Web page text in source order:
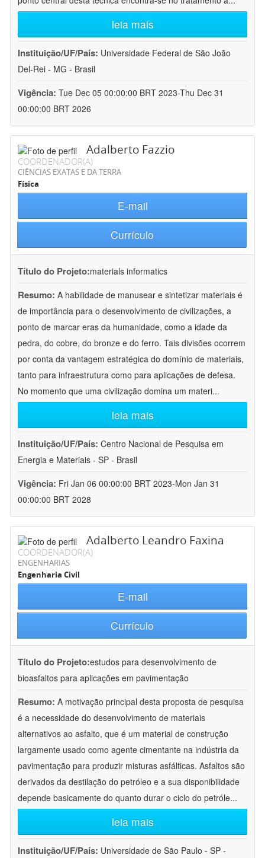
leia mais
Instituição/UF/País: Universidade Federal de São João
Del-Rei - MG - Brasil
Vigência: Tue Dec 05 00:00:00 BRT 2023-Thu Dec 31
00:00:00 BRT 2026
Adalberto Fazzio
COORDENADOR(A)
CIÊNCIAS EXATAS E DA TERRA
Física
E-mail
Currículo
Título do Projeto:materials informatics
Resumo: A habilidade de manusear e sintetizar materiais é
de importância para o desenvolvimento de civilizações, a
ponto de marcar eras da humanidade, como a idade da
pedra, do cobre, do bronze e do ferro. Tais divisões ocorrem
por conta da vantagem estratégica do domínio de materiais,
tanto para infraestrutura como para aplicações de defesa.
No momento que uma civilização domina um materi...
leia mais
Instituição/UF/País: Centro Nacional de Pesquisa em
Energia e Materiais - SP - Brasil
Vigência: Fri Jan 06 00:00:00 BRT 2023-Mon Jan 31
00:00:00 BRT 2028
Adalberto Leandro Faxina
COORDENADOR(A)
ENGENHARIAS
Engenharia Civil
E-mail
Currículo
Título do Projeto:estudos para desenvolvimento de
bioasfaltos para aplicações em pavimentação
Resumo: A motivação principal desta proposta de pesquisa
é a necessidade do desenvolvimento de materiais
alternativos ao asfalto, que é um material de construção
largamente usado como agente cimentante na indústria da
pavimentação para produzir misturas asfálticas. Asfaltos são
derivados da destilação do petróleo e a sua disponibilidade
depende basicamente do quanto durar o ciclo do petróle...
leia mais
Instituição/UF/País: Universidade de São Paulo - SP -